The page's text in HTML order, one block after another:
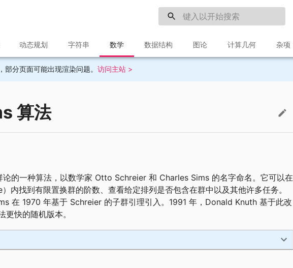
动态规划 字符串 数学 数据结构 图论 计算几何 杂项
分页面可能出现渲染问题。 访问主站 >
算法
的一种算法，以数学家 Otto Schreier 和 Charles Sims 的名字命名。它可以在
内找到有限置换群的阶数、查看给定排列是否包含在群中以及其他许多任务。
在 1970 年基于 Schreier 的子群引理引入。1991 年，Donald Knuth 基于此改
快的随机版本。